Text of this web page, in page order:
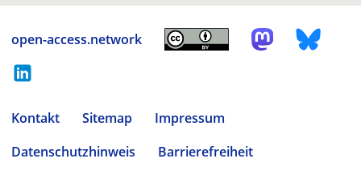
open-access.network
Kontakt Sitemap
Impressum
Datenschutzhinweis
Barrierefreiheit